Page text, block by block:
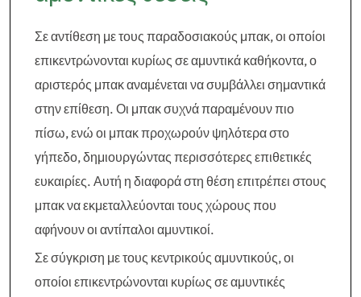
Σε αντίθεση με τους παραδοσιακούς μπακ, οι οποίοι
επικεντρώνονται κυρίως σε αμυντικά καθήκοντα, ο
αριστερός μπακ αναμένεται να συμβάλλει σημαντικά
στην επίθεση. Οι μπακ συχνά παραμένουν πιο
πίσω, ενώ οι μπακ προχωρούν ψηλότερα στο
γήπεδο, δημιουργώντας περισσότερες επιθετικές
ευκαιρίες. Αυτή η διαφορά στη θέση επιτρέπει στους
μπακ να εκμεταλλεύονται τους χώρους που
αφήνουν οι αντίπαλοι αμυντικοί.
Σε σύγκριση με τους κεντρικούς αμυντικούς, οι
οποίοι επικεντρώνονται κυρίως σε αμυντικές